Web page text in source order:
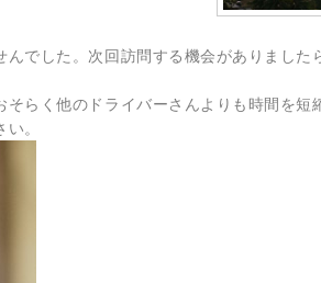
でした。 次回訪問する機会がありました
そらく他のドライバーさんよりも時間を短
。